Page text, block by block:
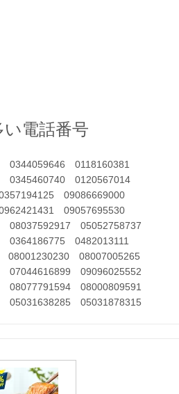
電話番号
0344059646
0118160381
0345460740
0120567014
09086669000
09057695530
08037592917
05052758737
0364186775
0482013111
08001230230
08007005265
07044616899
09096025552
08077791594
08000809591
05031638285 05031878315